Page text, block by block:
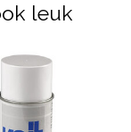
leuk